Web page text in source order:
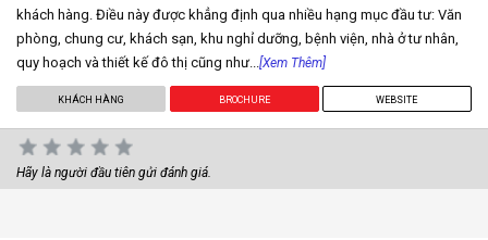
khách hàng. Điều này được khẳng định qua nhiều hạng mục đầu tư: Văn
phòng, chung cư, khách sạn, khu nghỉ dưỡng, bệnh viện, nhà ở tư nhân,
quy hoạch và thiết kế đô thị cũng như... [Xem Thêm]
KHÁCH HÀNG BROCHURE WEBSITE
Hãy là người đầu tiên gửi đánh giá.